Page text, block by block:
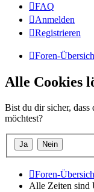
FAQ
Anmelden
Registrieren
Foren-
Alle Cookies
Bist du dir sicher, dass
möchtest?
Foren-
Alle Zeiten sind